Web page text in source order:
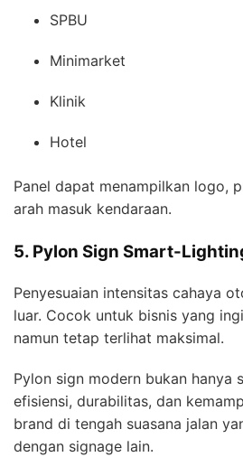
SPBU
Minimarket
Klinik
Hotel
Panel dapat menampilkan logo,
arah masuk kendaraan.
5. Pylon Sign Smart-
Penyesuaian intensitas cahaya
luar. Cocok untuk bisnis yang
namun tetap terlihat maksimal.
Pylon sign modern bukan hanya
efisiensi, durabilitas, dan
brand di tengah suasana jalan
dengan signage lain.